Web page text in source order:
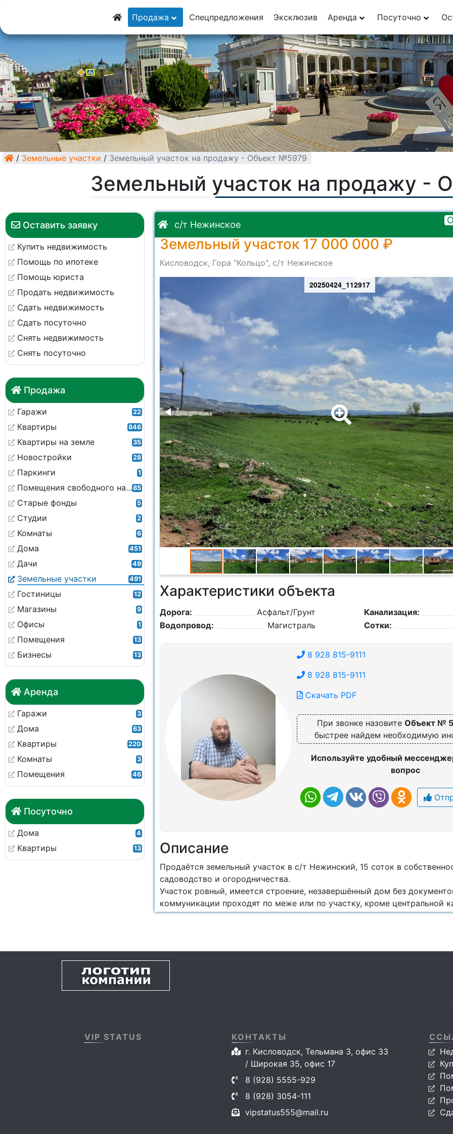
8 (928) 5555-929
8 (928) 3054-111
Продажа Спецпредложения Эксклюзив Аренда Посуточно
/ Земельные участки / Земельный участок на продажу - Объект №5979
Земельный участок на продажу -
Оставить заявку
Купить недвижимость
Помощь по ипотеке
Помощь юриста
Продать недвижимость
Сдать недвижимость
Сдать посуточно
Снять недвижимость
Снять посуточно
Продажа
Гаражи 22
Квартиры 846
Квартиры на земле 35
Новостройки 28
Паркинги 1
Помещения свободного назначения85
Старые фонды 5
Студии 2
Комнаты 6
Дома 451
Дачи 49
Земельные участки 491
Гостиницы 12
Магазины 9
Офисы 1
Помещения 13
Бизнесы 13
Аренда
Гаражи 3
Дома 63
Квартиры 220
Комнаты 3
Помещения 46
Посуточно
Дома 4
Квартиры 13
с/т Нежинское
Земельный участок 17 000 000 ₽
Кисловодск, Гора "Кольцо", с/т Нежинское
20250424_112917
Характеристики объекта
Дорога:
Асфальт/Грунт
Водопровод:
Магистраль
Канализация:
Сотки:
8 928 815-9111
8 928 815-9111
Скачать PDF
При звонке назовите Объект №
быстрее найдем необходимую
Используйте удобный
вопрос
Описание
Продаётся земельный участок в с/т Нежинский, 15 соток в
садоводство и огородничества.
Участок ровный, имеется строение, незавершённый дом без
коммуникации проходят по меже или по участку, кроме центральной
VIP STATUS
КОНТАКТЫ
г. Кисловодск, Тельмана 3, офис 33
/ Широкая 35, офис 17
8 (928) 5555-929
8 (928) 3054-111
vipstatus555@mail.ru